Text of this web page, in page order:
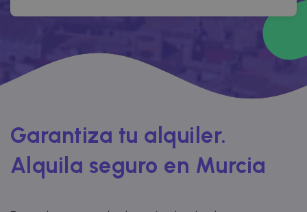
Garantiza tu alquiler.
Alquila seguro en Murcia